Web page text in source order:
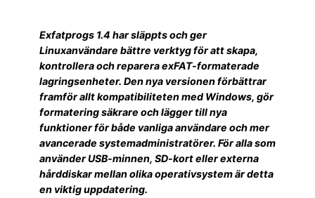
Exfatprogs 1.4 har släppts och ger
Linuxanvändare bättre verktyg för att skapa,
kontrollera och reparera exFAT-formaterade
lagringsenheter. Den nya versionen förbättrar
framför allt kompatibiliteten med Windows, gör
formatering säkrare och lägger till nya
funktioner för både vanliga användare och mer
avancerade systemadministratörer. För alla som
använder USB-minnen, SD-kort eller externa
hårddiskar mellan olika operativsystem är detta
en viktig uppdatering.